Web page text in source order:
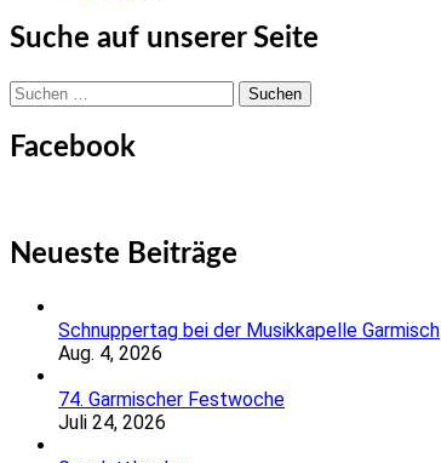
Suche auf unserer Seite
Suchen
nach:
Facebook
Neueste Beiträge
Schnuppertag bei der Musikkapelle Garmisch
Aug. 4, 2026
74. Garmischer Festwoche
Juli 24, 2026